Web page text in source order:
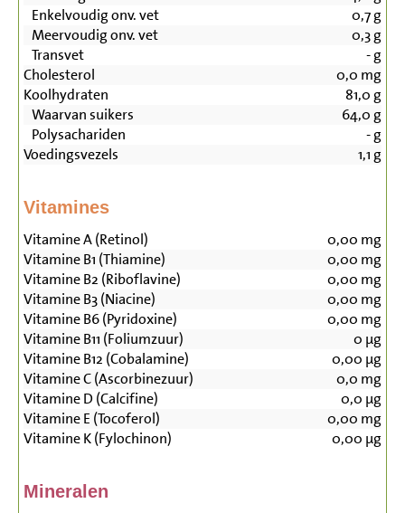
Enkelvoudig onv. vet
0,7g
Meervoudig onv. vet
0,3g
Transvet
-g
Cholesterol
0,0 mg
Koolhydraten
81,0 g
Waarvan suikers
64,0 g
Polysachariden
-g
Voedingsvezels
1,1 g
Vitamines
Vitamine A (Retinol) 0,00 mg
Vitamine B1 (Thiamine)
0,00 mg
Vitamine B2 (Riboflavine)
0,00 mg
Vitamine B3 (Niacine)
0,00 mg
Vitamine B6 (Pyridoxine)
0,00 mg
Vitamine B11 (Foliumzuur)
0 µg
Vitamine B12 (Cobalamine)
0,00 µg
Vitamine C (Ascorbinezuur)
0,0 mg
Vitamine D (Calcifine)
0,0 µg
Vitamine E (Tocoferol)
0,00 mg
Vitamine K (Fylochinon)
0,00 µg
Mineralen